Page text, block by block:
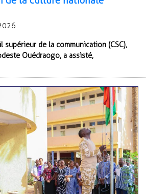
supérieur de la communication (CSC),
Ouédraogo, a assisté,